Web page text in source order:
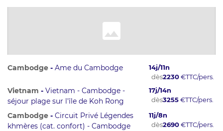
Cambodge - Ame du Cambodge 14j/11n
dès2230€TTC/pers.
Vietnam - Vietnam - Cambodge -
séjour plage sur l'île de Koh Rong
17j/14n
dès3255€TTC/pers.
Cambodge - Circuit Privé Légendes
khmères (cat. confort) - Cambodge
11j/8n
dès2690€TTC/pers.